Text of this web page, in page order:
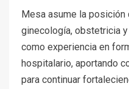
Mesa asume la posición
ginecología, obstetricia
como experiencia en
hospitalario, aportando
para continuar